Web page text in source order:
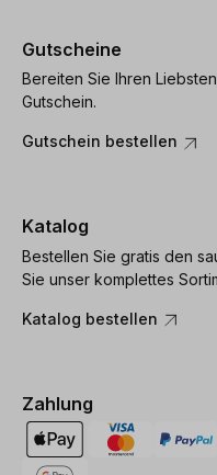
Gutscheine
Bereiten Sie Ihren
Gutschein.
Gutschein bestellen
Katalog
Bestellen Sie gratis den
Sie unser komplettes
Katalog bestellen
Zahlung